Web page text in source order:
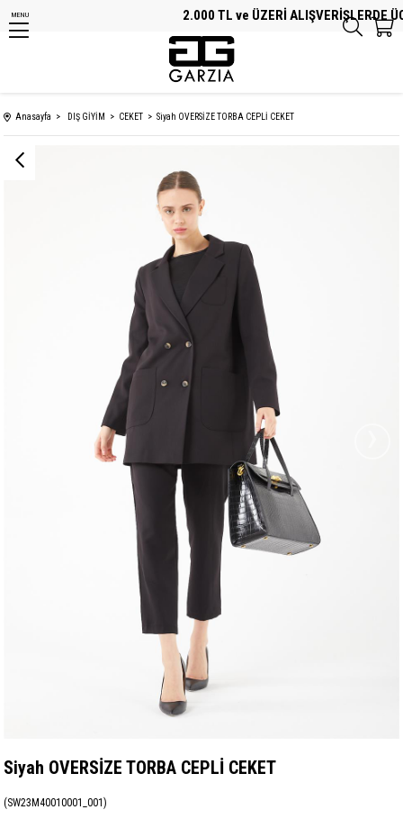
2.000 TL ve ÜZERİ ALIŞVERİŞLERDE
MENU
Anasayfa DIŞ GİYİM CEKET Siyah OVERSİZE TORBA CEPLİ CEKET
Siyah OVERSİZE TORBA CEPLİ CEKET
(SW23M40010001_001)